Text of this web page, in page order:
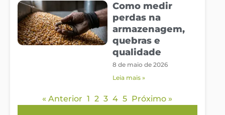
Como medir
perdas na
armazenagem,
quebras e
qualidade
8 de maio de 2026
Leia mais »
« Anterior 1 2 3 4 5 Próximo »